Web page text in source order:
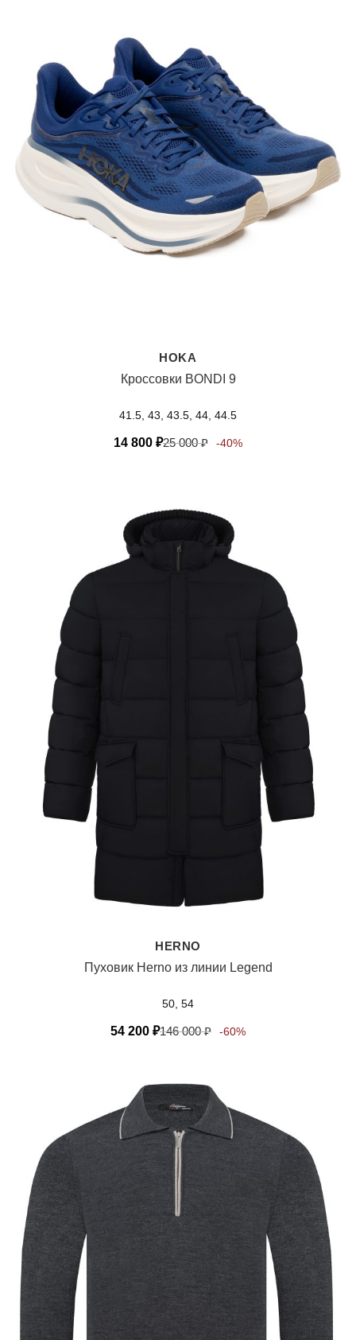
HOKA
Кроссовки BONDI 9
41.5, 43, 43.5, 44, 44.5
14 800 ₽25 000₽ -40%
HERNO
Пуховик Herno из линии Legend
50, 54
54 200 ₽146 000₽ -60%